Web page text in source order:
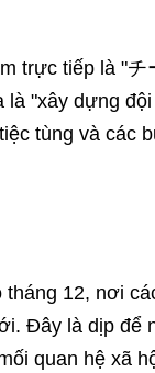
trực tiếp là "チ
"xây dựng
tùng và các
12, nơi
Đây là dịp để
quan hệ xã